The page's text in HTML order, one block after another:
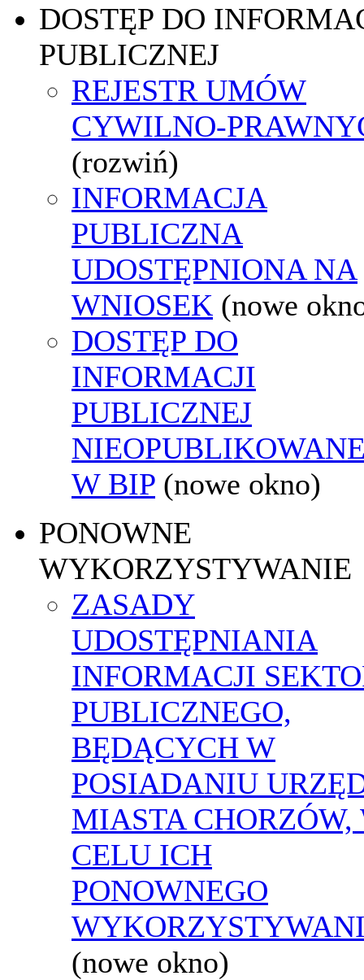
DOSTĘP DO
PUBLICZNEJ
REJESTR UMÓW
CYWILNO-
(rozwiń)
INFORMACJA
PUBLICZNA
UDOSTĘPNIONA NA
WNIOSEK (nowe
DOSTĘP DO
INFORMACJI
PUBLICZNEJ
W BIP (nowe okno)
PONOWNE
WYKORZYSTYWANIE
ZASADY
UDOSTĘPNIANIA
INFORMACJI
PUBLICZNEGO,
BĘDĄCYCH W
POSIADANIU
MIASTA CHORZÓW,
CELU ICH
PONOWNEGO
(nowe okno)